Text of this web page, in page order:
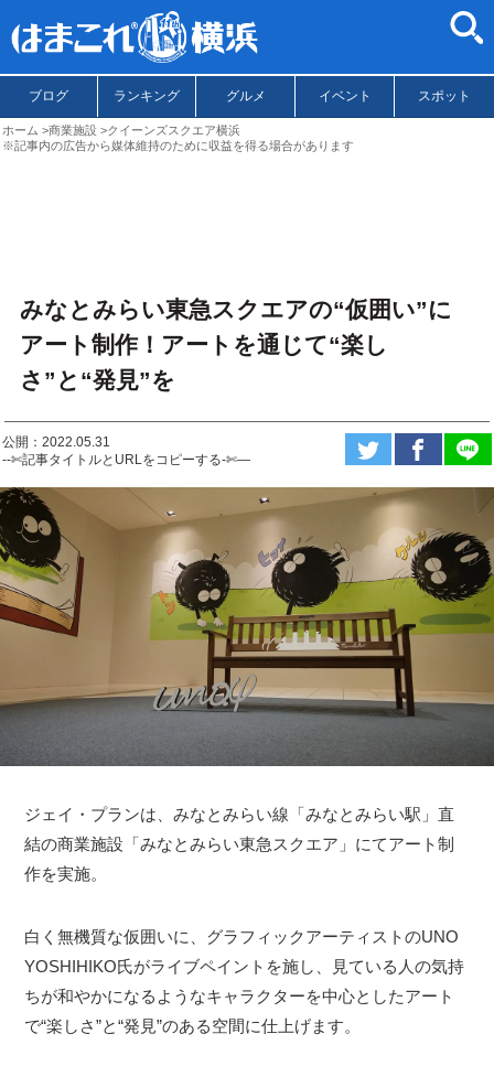
ブログ ランキング グルメ イベント スポット
ホーム 商業施設
クイーンズスクエア横浜
※記事内の広告から媒体維持のために収益を得る場合があります
みなとみらい東急スクエアの“仮囲い”に
アート制作！アートを通じて“楽し
さ”と“発見”を
公開：2022.05.31
--✄記事タイトルとURLをコピーする-✄—
ジェイ・プランは、みなとみらい線「みなとみらい駅」直
結の商業施設「みなとみらい東急スクエア」にてアート制
作を実施。
白く無機質な仮囲いに、グラフィックアーティストのUNO
YOSHIHIKO氏がライブペイントを施し、見ている人の気持
ちが和やかになるようなキャラクターを中心としたアート
で“楽しさ”と“発見”のある空間に仕上げます。